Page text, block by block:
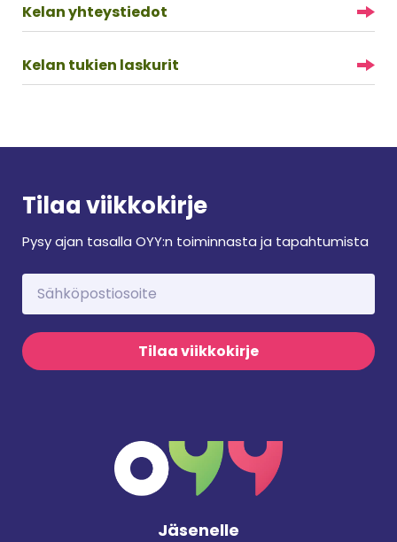
Kelan yhteystiedot
Kelan tukien laskurit
Tilaa viikkokirje
Pysy ajan tasalla OYY:n toiminnasta ja tapahtumista
Tilaa viikkokirje
Jäsenelle